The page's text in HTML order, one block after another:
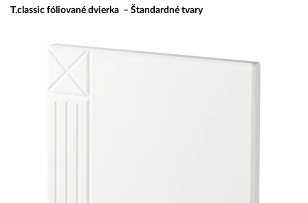
T.classic fóliované dvierka – Štandardné tvary